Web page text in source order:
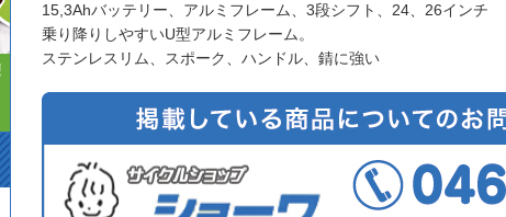
15,3Ahバッテリー、アルミフレーム、3段シフト、24、26インチ
乗り降りしやすいU型アルミフレーム。
ステンレスリム、スポーク、ハンドル、錆に強い